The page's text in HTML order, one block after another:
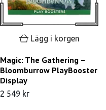
Lägg i korgen
Magic: The Gathering –
Bloomburrow PlayBooster
Display
2 549 kr